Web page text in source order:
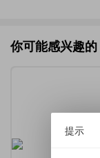
你可能感兴趣的
提示